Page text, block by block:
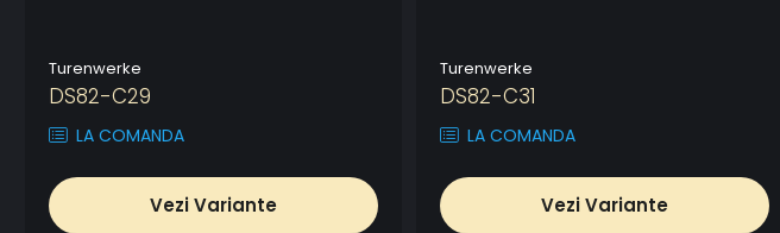
Turenwerke
DS82-C29
LA COMANDA
Vezi Variante
Turenwerke
DS82-C31
LA COMANDA
Vezi Variante